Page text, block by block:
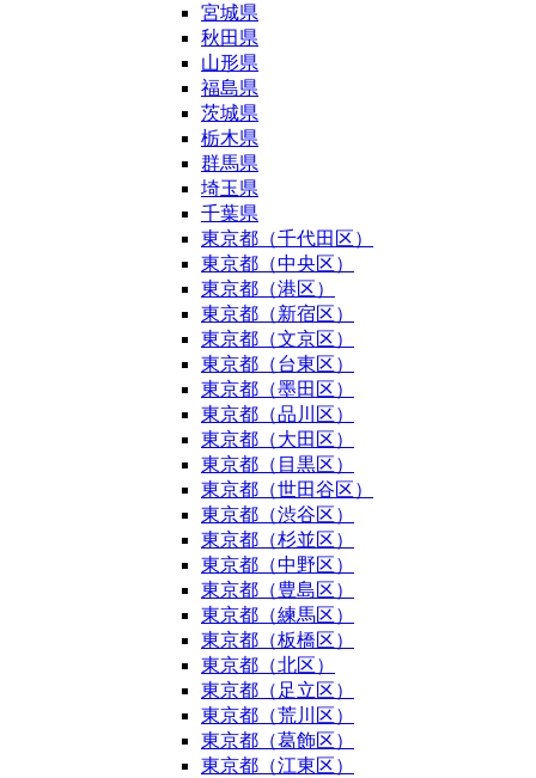
宮城県
秋田県
山形県
福島県
茨城県
栃木県
群馬県
埼玉県
千葉県
東京都（千代田区）
東京都（中央区）
東京都（港区）
東京都（新宿区）
東京都（文京区）
東京都（台東区）
東京都（墨田区）
東京都（品川区）
東京都（大田区）
東京都（目黒区）
東京都（世田谷区）
東京都（渋谷区）
東京都（杉並区）
東京都（中野区）
東京都（豊島区）
東京都（練馬区）
東京都（板橋区）
東京都（北区）
東京都（足立区）
東京都（荒川区）
東京都（葛飾区）
東京都（江東区）